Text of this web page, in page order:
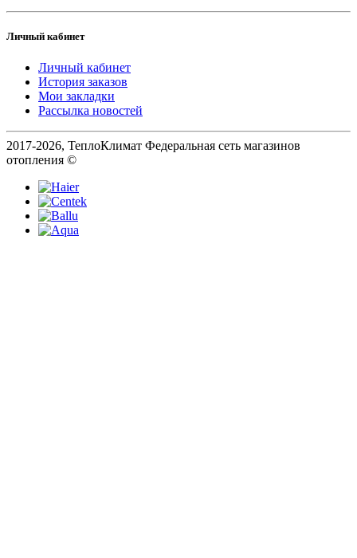
Личный кабинет
Личный кабинет
История заказов
Мои закладки
Рассылка новостей
2017-2026, ТеплоКлимат Федеральная сеть магазинов
отопления ©